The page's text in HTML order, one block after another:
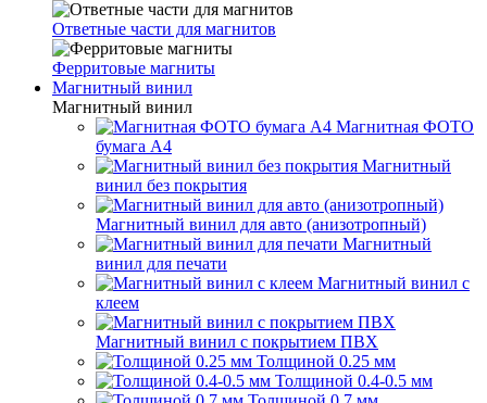
Ответные части для магнитов
Ферритовые магниты
Магнитный винил
Магнитный винил
Магнитная ФОТО
бумага А4
Магнитный
винил без покрытия
Магнитный винил для авто (анизотропный)
Магнитный
винил для печати
Магнитный винил с
клеем
Магнитный винил с покрытием ПВХ
Толщиной 0.25 мм
Толщиной 0.4-0.5 мм